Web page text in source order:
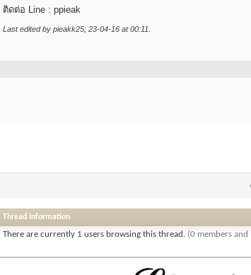
ติดต่อ Line : ppieak
Last edited by pieakk25; 23-04-16 at00:11
Thread Information
There are currently 1 users browsing this thread. (0 members and